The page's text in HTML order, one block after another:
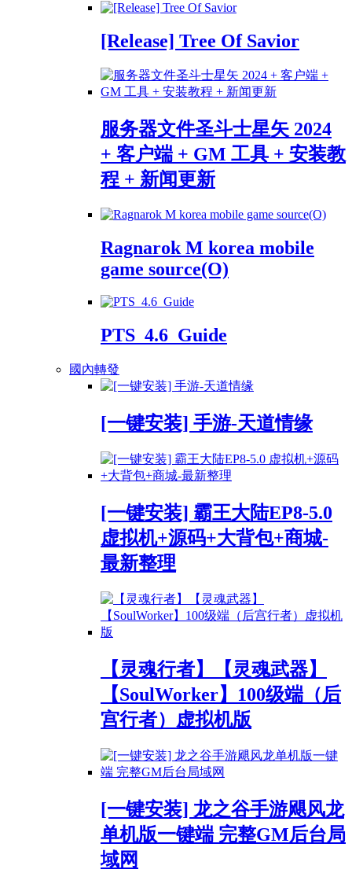
[Release] Tree Of Savior
服务器文件圣斗士星矢 2024
+ 客户端 + GM 工具 + 安装教
程 + 新闻更新
Ragnarok M korea mobile
game source(O)
PTS_4.6_Guide
國內轉發
[一键安装] 手游-天道情缘
[一键安装] 霸王大陆EP8-5.0
虚拟机+源码+大背包+商城-
最新整理
【灵魂行者】【灵魂武器】
【SoulWorker】100级端（后
宫行者）虚拟机版
[一键安装] 龙之谷手游飓风龙
单机版一键端 完整GM后台局
域网